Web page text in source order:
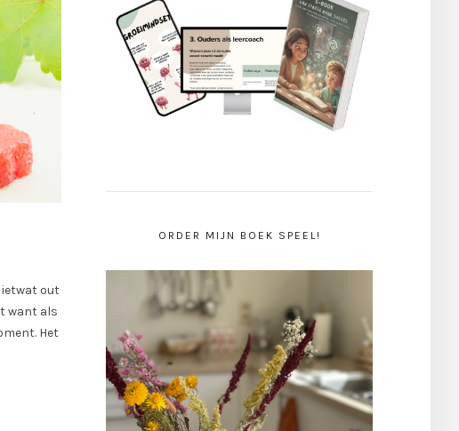
ietwat out
want als
Het
ORDER MIJN BOEK SPEEL!